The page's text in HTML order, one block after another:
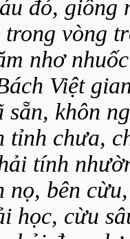
đỏ, giống
trong vòng
nhơ
Việt
sẵn, khôn
tỉnh chưa,
tính
nọ, bên cừu,
học, cừu